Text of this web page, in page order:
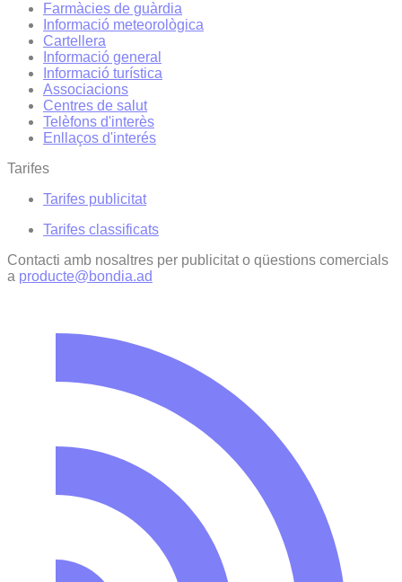
Farmàcies de guàrdia
Informació meteorològica
Cartellera
Informació general
Informació turística
Associacions
Centres de salut
Telèfons d'interès
Enllaços d'interés
Tarifes
Tarifes publicitat
Tarifes classificats
Contacti amb nosaltres per publicitat o qüestions comercials
a producte@bondia.ad